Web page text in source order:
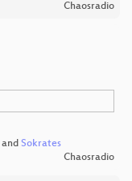
Chaosradio
and Sokrates
Chaosradio